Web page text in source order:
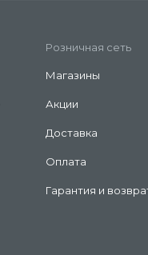
Розничная сеть
Магазины
Акции
Доставка
Оплата
Гарантия и